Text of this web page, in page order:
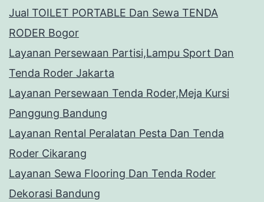
Jual TOILET PORTABLE Dan Sewa TENDA
RODER Bogor
Layanan Persewaan Partisi,Lampu Sport Dan
Tenda Roder Jakarta
Layanan Persewaan Tenda Roder,Meja Kursi
Panggung Bandung
Layanan Rental Peralatan Pesta Dan Tenda
Roder Cikarang
Layanan Sewa Flooring Dan Tenda Roder
Dekorasi Bandung